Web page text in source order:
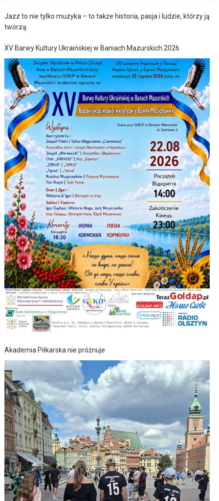
Jazz to nie tylko muzyka – to także historia, pasja i ludzie, którzy ją
tworzą
XV Barwy Kultury Ukraińskiej w Baniach Mazurskich 2026
Akademia Piłkarska nie próżnuje